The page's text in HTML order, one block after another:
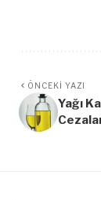
ÖNCEKI YAZI
Yağı